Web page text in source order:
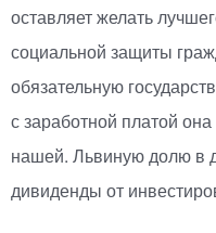
оставляет желать
социальной защиты
обязательную
с заработной платой
нашей. Львиную долю в
дивиденды от